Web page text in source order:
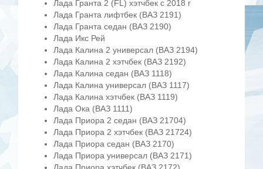
Лада Гранта 2 (FL) хэтчбек с 2018 г
Лада Гранта лифтбек (ВАЗ 2191)
Лада Гранта седан (ВАЗ 2190)
Лада Икс Рей
Лада Калина 2 универсал (ВАЗ 2194)
Лада Калина 2 хэтчбек (ВАЗ 2192)
Лада Калина седан (ВАЗ 1118)
Лада Калина универсал (ВАЗ 1117)
Лада Калина хэтчбек (ВАЗ 1119)
Лада Ока (ВАЗ 1111)
Лада Приора 2 седан (ВАЗ 21704)
Лада Приора 2 хэтчбек (ВАЗ 21724)
Лада Приора седан (ВАЗ 2170)
Лада Приора универсал (ВАЗ 2171)
Лада Приора хэтчбек (ВАЗ 2172)